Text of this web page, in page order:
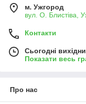
м. Ужгород
вул. О. Блистіва,
Контакти
Сьогодні
Показати весь
Про нас